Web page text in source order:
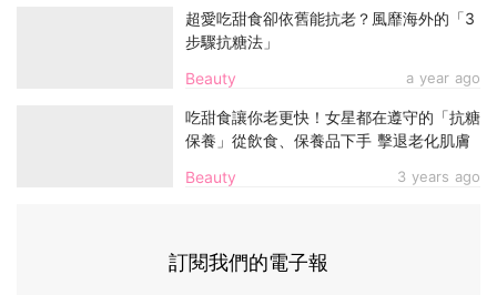
Beauty a year ago
超愛吃甜食卻依舊能抗老？風靡海外的「3
步驟抗糖法」
Beauty 3 years ago
吃甜食讓你老更快！女星都在遵守的「抗糖
保養」從飲食、保養品下手 擊退老化肌膚
訂閱我們的電子報